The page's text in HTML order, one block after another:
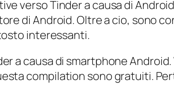
verso Tinder a causa di
di Android. Oltre a cio, sono
interessanti.
a causa di smartphone
compilation sono gratuiti.